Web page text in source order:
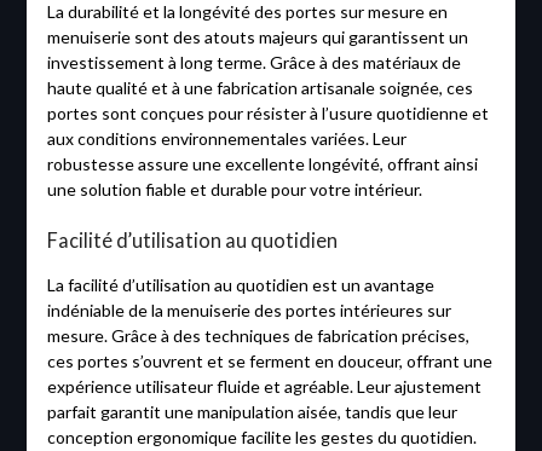
La durabilité et la longévité des portes sur mesure en
menuiserie sont des atouts majeurs qui garantissent un
investissement à long terme. Grâce à des matériaux de
haute qualité et à une fabrication artisanale soignée, ces
portes sont conçues pour résister à l’usure quotidienne et
aux conditions environnementales variées. Leur
robustesse assure une excellente longévité, offrant ainsi
une solution fiable et durable pour votre intérieur.
Facilité d’utilisation au quotidien
La facilité d’utilisation au quotidien est un avantage
indéniable de la menuiserie des portes intérieures sur
mesure. Grâce à des techniques de fabrication précises,
ces portes s’ouvrent et se ferment en douceur, offrant une
expérience utilisateur fluide et agréable. Leur ajustement
parfait garantit une manipulation aisée, tandis que leur
conception ergonomique facilite les gestes du quotidien.